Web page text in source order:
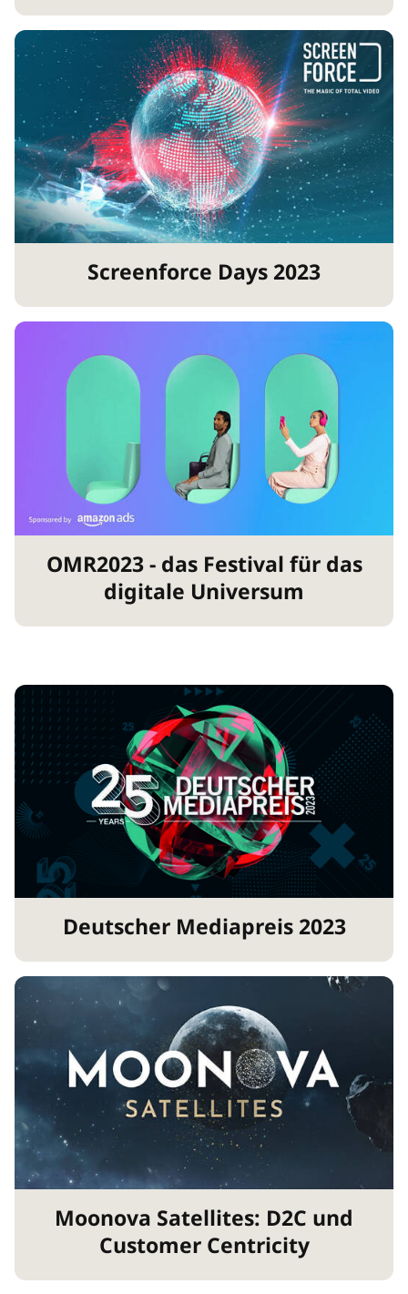
Screenforce Days 2023
OMR2023 - das Festival für das
digitale Universum
Deutscher Mediapreis 2023
Moonova Satellites: D2C und
Customer Centricity